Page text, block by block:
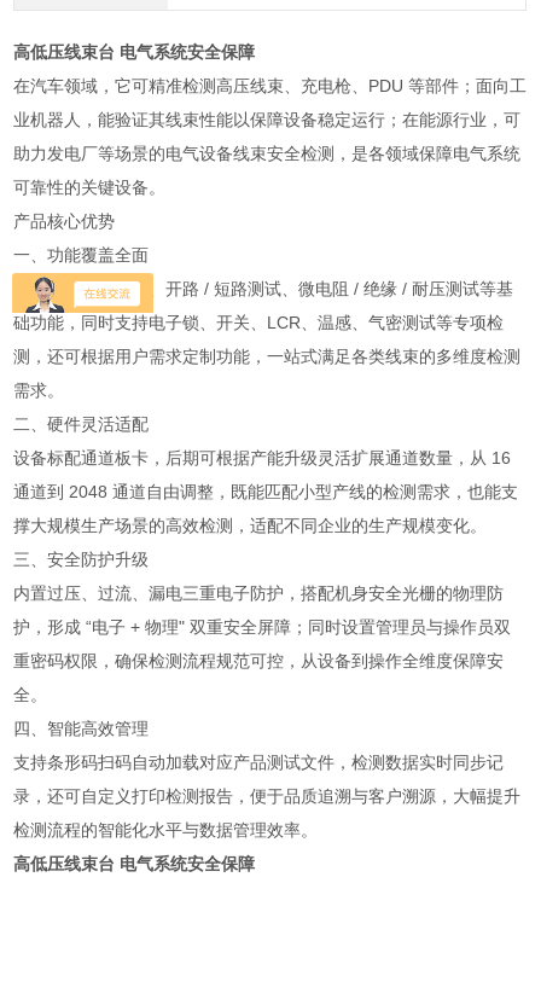
高低压线束台 电气系统安全保障
在汽车领域，它可精准检测高压线束、充电枪、PDU 等部件；面向工
业机器人，能验证其线束性能以保障设备稳定运行；在能源行业，可
助力发电厂等场景的电气设备线束安全检测，是各领域保障电气系统
可靠性的关键设备。
产品核心优势
一、功能覆盖全面
设备集成 OS 测试、开路 / 短路测试、微电阻 / 绝缘 / 耐压测试等基
础功能，同时支持电子锁、开关、LCR、温感、气密测试等专项检
测，还可根据用户需求定制功能，一站式满足各类线束的多维度检测
需求。
二、硬件灵活适配
设备标配通道板卡，后期可根据产能升级灵活扩展通道数量，从 16
通道到 2048 通道自由调整，既能匹配小型产线的检测需求，也能支
撑大规模生产场景的高效检测，适配不同企业的生产规模变化。
三、安全防护升级
内置过压、过流、漏电三重电子防护，搭配机身安全光栅的物理防
护，形成 “电子 + 物理" 双重安全屏障；同时设置管理员与操作员双
重密码权限，确保检测流程规范可控，从设备到操作全维度保障安
全。
四、智能高效管理
支持条形码扫码自动加载对应产品测试文件，检测数据实时同步记
录，还可自定义打印检测报告，便于品质追溯与客户溯源，大幅提升
检测流程的智能化水平与数据管理效率。
高低压线束台 电气系统安全保障